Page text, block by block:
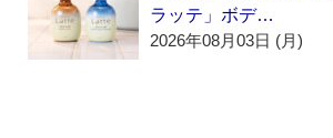
ラッテ」ボデ…
2026年08月03日 (月)